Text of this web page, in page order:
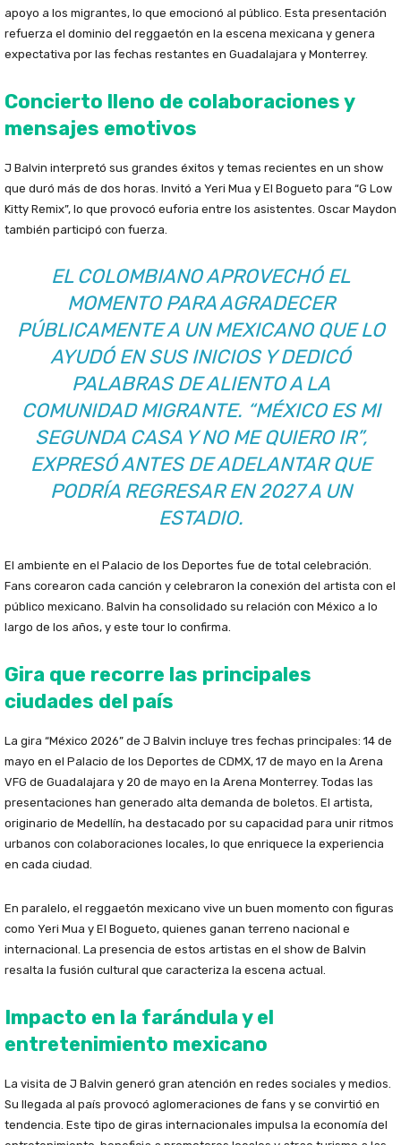
apoyo a los migrantes, lo que emocionó al público. Esta presentación
refuerza el dominio del reggaetón en la escena mexicana y genera
expectativa por las fechas restantes en Guadalajara y Monterrey.
Concierto lleno de colaboraciones y
mensajes emotivos
J Balvin interpretó sus grandes éxitos y temas recientes en un show
que duró más de dos horas. Invitó a Yeri Mua y El Bogueto para “G Low
Kitty Remix”, lo que provocó euforia entre los asistentes. Oscar Maydon
también participó con fuerza.
EL COLOMBIANO APROVECHÓ EL
MOMENTO PARA AGRADECER
PÚBLICAMENTE A UN MEXICANO QUE LO
AYUDÓ EN SUS INICIOS Y DEDICÓ
PALABRAS DE ALIENTO A LA
COMUNIDAD MIGRANTE. “MÉXICO ES MI
SEGUNDA CASA Y NO ME QUIERO IR”,
EXPRESÓ ANTES DE ADELANTAR QUE
PODRÍA REGRESAR EN 2027 A UN
ESTADIO.
El ambiente en el Palacio de los Deportes fue de total celebración.
Fans corearon cada canción y celebraron la conexión del artista con el
público mexicano. Balvin ha consolidado su relación con México a lo
largo de los años, y este tour lo confirma.
Gira que recorre las principales
ciudades del país
La gira “México 2026” de J Balvin incluye tres fechas principales: 14 de
mayo en el Palacio de los Deportes de CDMX, 17 de mayo en la Arena
VFG de Guadalajara y 20 de mayo en la Arena Monterrey. Todas las
presentaciones han generado alta demanda de boletos. El artista,
originario de Medellín, ha destacado por su capacidad para unir ritmos
urbanos con colaboraciones locales, lo que enriquece la experiencia
en cada ciudad.
En paralelo, el reggaetón mexicano vive un buen momento con figuras
como Yeri Mua y El Bogueto, quienes ganan terreno nacional e
internacional. La presencia de estos artistas en el show de Balvin
resalta la fusión cultural que caracteriza la escena actual.
Impacto en la farándula y el
entretenimiento mexicano
La visita de J Balvin generó gran atención en redes sociales y medios.
Su llegada al país provocó aglomeraciones de fans y se convirtió en
tendencia. Este tipo de giras internacionales impulsa la economía del